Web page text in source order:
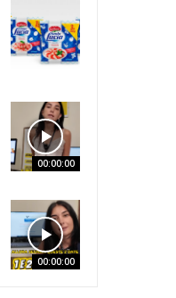
00:00:00
00:00:00